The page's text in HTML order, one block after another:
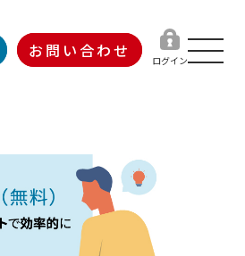
お問い合わせ ログイン